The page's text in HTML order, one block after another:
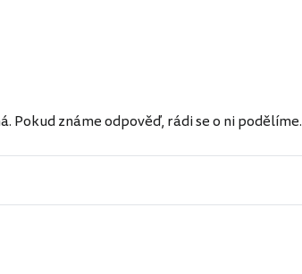
Pokud známe odpověď, rádi se o ni podělíme.